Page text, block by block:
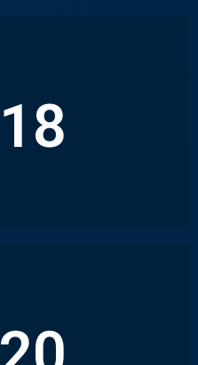
PETITE FILLE DU
LA TÊTE DE